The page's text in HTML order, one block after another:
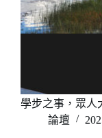
學步之事，眾
論壇